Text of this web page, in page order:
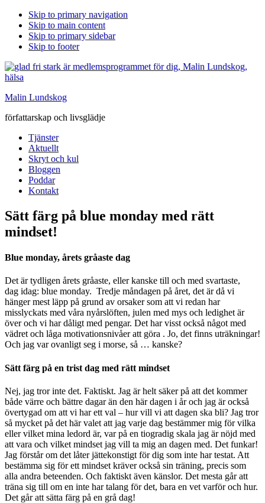
Skip to primary navigation
Skip to main content
Skip to primary sidebar
Skip to footer
Malin Lundskog
författarskap och livsglädje
Tjänster
Aktuellt
Skryt och kul
Bloggen
Poddar
Kontakt
Sätt färg på blue monday med rätt
mindset!
Blue monday, årets gråaste dag
Det är tydligen årets gråaste, eller kanske till och med svartaste,
dag idag: blue monday. Tredje måndagen på året, det är då vi
hänger mest läpp på grund av orsaker som att vi redan har
misslyckats med våra nyårslöften, julen med mys och ledighet är
över och vi har dåligt med pengar. Det har visst också något med
vädret och låga motivationsnivåer att göra . Jo, det finns uträkningar!
Och jag var ovanligt seg i morse, så … kanske?
Sätt färg på en trist dag med rätt mindset
Nej, jag tror inte det. Faktiskt. Jag är helt säker på att det kommer
både värre och bättre dagar än den här dagen i år och jag är också
övertygad om att vi har ett val – hur vill vi att dagen ska bli? Jag tror
så mycket på det här valet att jag varje dag bestämmer mig för vilka
eller vilket mina ledord är, var på en tiogradig skala jag är nöjd med
att vara och vilket mindset jag vill ta mig an dagen med. Det funkar!
Jag förstår om det låter jättekonstigt för dig som inte har testat. Att
bestämma sig för ett mindset kräver också sin träning, precis som
alla andra beteenden. Och faktiskt även känslor. Det mesta går att
träna sig till om en inte har talang för det, bara en vet varför och hur.
Det går att sätta färg på en grå dag!